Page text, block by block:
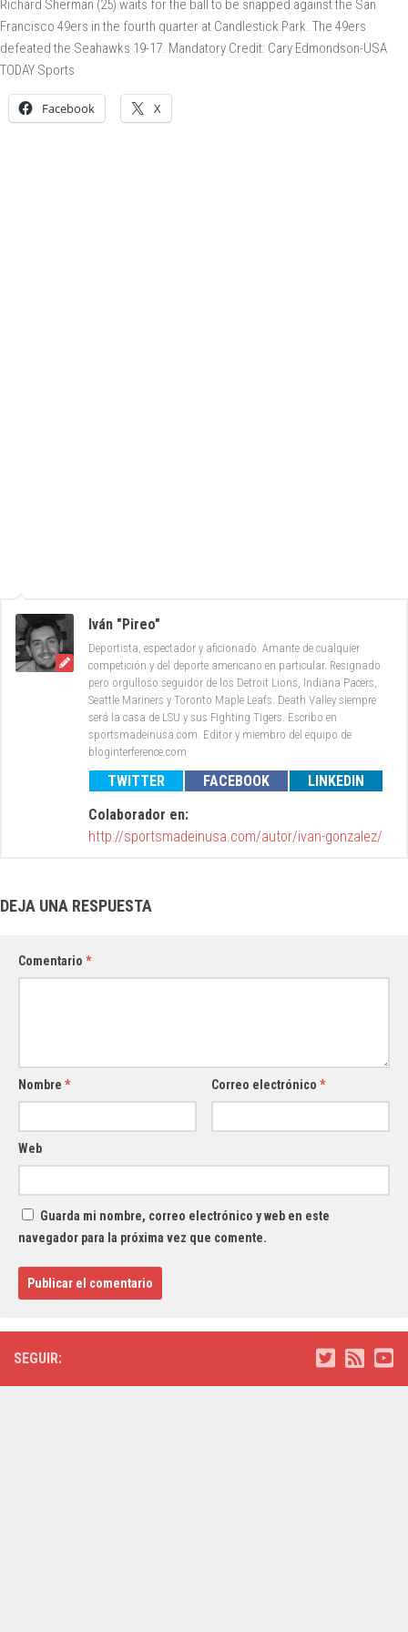
Richard Sherman (25) waits for the ball to be snapped against the San
Francisco 49ers in the fourth quarter at Candlestick Park. The 49ers
defeated the Seahawks 19-17. Mandatory Credit: Cary Edmondson-USA
TODAY Sports
Facebook X
Iván "Pireo"
Deportista, espectador y aficionado. Amante de cualquier
competición y del deporte americano en particular. Resignado
pero orgulloso seguidor de los Detroit Lions, Indiana Pacers,
Seattle Mariners y Toronto Maple Leafs. Death Valley siempre
será la casa de LSU y sus Fighting Tigers. Escribo en
sportsmadeinusa.com. Editor y miembro del equipo de
bloginterference.com
TWITTER FACEBOOK
LINKEDIN
Colaborador en:
http://sportsmadeinusa.com/autor/ivan-gonzalez/
DEJA UNA RESPUESTA
Comentario *
Nombre * Correo electrónico*
Web
Guarda mi nombre, correo electrónico y web en este
navegador para la próxima vez que comente.
SEGUIR: